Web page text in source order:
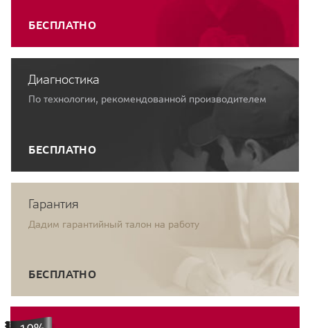
БЕСПЛАТНО
Диагностика
По технологии, рекомендованной производителем
БЕСПЛАТНО
Гарантия
Дадим гарантийный талон на работу
БЕСПЛАТНО